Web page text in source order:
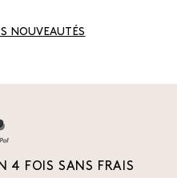
NOUVEAUTÉS
4 FOIS SANS FRAIS